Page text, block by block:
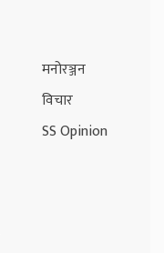
मनोरञ्जन
विचार
SS Opinion